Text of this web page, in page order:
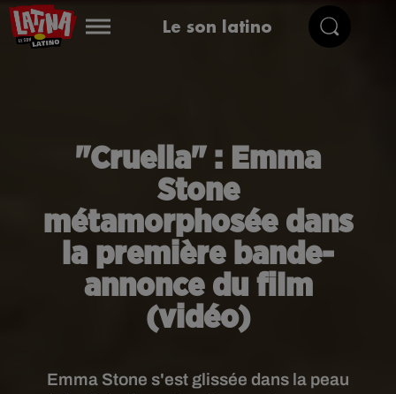
Le son latino
"Cruella" : Emma
Stone
métamorphosée dans
la première bande-
annonce du film
(vidéo)
Emma Stone s'est glissée dans la peau